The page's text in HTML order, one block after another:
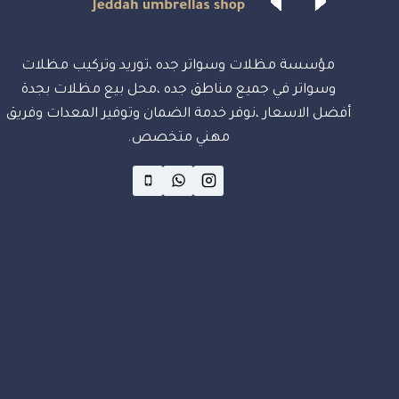
مؤسسة مظلات وسواتر جده ،توريد وتركيب مظلات
وسواتر في جميع مناطق جده ،محل بيع مظلات بجدة
أفضل الاسعار ،نوفر خدمة الضمان وتوفير المعدات وفريق
مهني متخصص.